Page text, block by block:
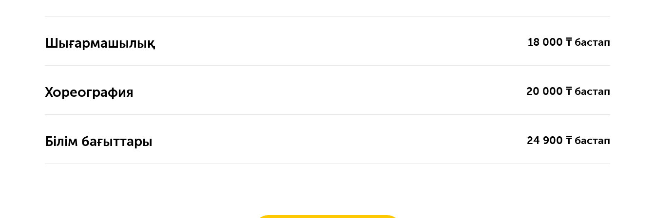
Шығармашылық 18 000 ₸ бастап
Хореография 20 000 ₸ бастап
Білім бағыттары 24 900 ₸ бастап